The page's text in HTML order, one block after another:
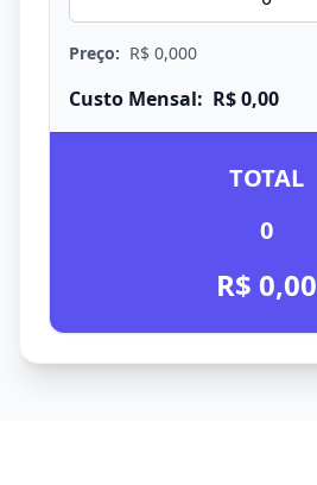
Preço: R$ 0,000
Custo Mensal: R$ 0,00
TOTAL
0
R$ 0,00